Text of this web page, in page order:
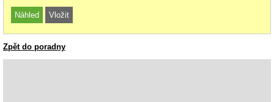
Zpět do poradny